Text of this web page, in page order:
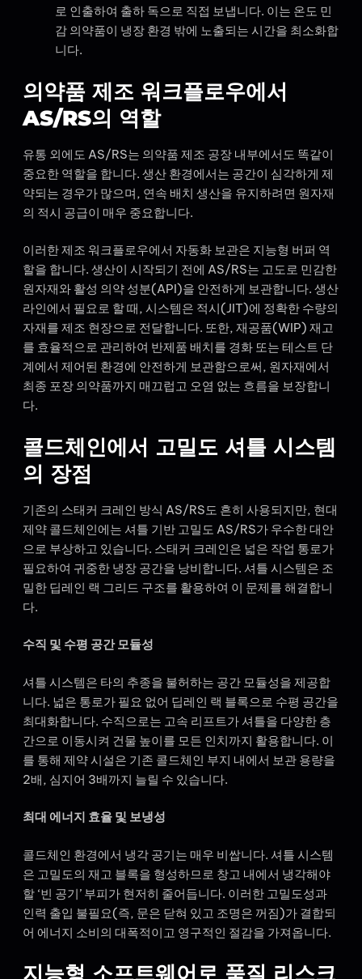
로 인출하여 출하 독으로 직접 보냅니다. 이는 온도 민
감 의약품이 냉장 환경 밖에 노출되는 시간을 최소화합
니다.
의약품 제조 워크플로우에서
AS/RS의 역할
유통 외에도 AS/RS는 의약품 제조 공장 내부에서도 똑같이
중요한 역할을 합니다. 생산 환경에서는 공간이 심각하게 제
약되는 경우가 많으며, 연속 배치 생산을 유지하려면 원자재
의 적시 공급이 매우 중요합니다.
이러한 제조 워크플로우에서 자동화 보관은 지능형 버퍼 역
할을 합니다. 생산이 시작되기 전에 AS/RS는 고도로 민감한
원자재와 활성 의약 성분(API)을 안전하게 보관합니다. 생산
라인에서 필요로 할 때, 시스템은 적시(JIT)에 정확한 수량의
자재를 제조 현장으로 전달합니다. 또한, 재공품(WIP) 재고
를 효율적으로 관리하여 반제품 배치를 경화 또는 테스트 단
계에서 제어된 환경에 안전하게 보관함으로써, 원자재에서
최종 포장 의약품까지 매끄럽고 오염 없는 흐름을 보장합니
다.
콜드체인에서 고밀도 셔틀 시스템
의 장점
기존의 스태커 크레인 방식 AS/RS도 흔히 사용되지만, 현대
제약 콜드체인에는 셔틀 기반 고밀도 AS/RS가 우수한 대안
으로 부상하고 있습니다. 스태커 크레인은 넓은 작업 통로가
필요하여 귀중한 냉장 공간을 낭비합니다. 셔틀 시스템은 조
밀한 딥레인 랙 그리드 구조를 활용하여 이 문제를 해결합니
다.
수직 및 수평 공간 모듈성
셔틀 시스템은 타의 추종을 불허하는 공간 모듈성을 제공합
니다. 넓은 통로가 필요 없어 딥레인 랙 블록으로 수평 공간을
최대화합니다. 수직으로는 고속 리프트가 셔틀을 다양한 층
간으로 이동시켜 건물 높이를 모든 인치까지 활용합니다. 이
를 통해 제약 시설은 기존 콜드체인 부지 내에서 보관 용량을
2배, 심지어 3배까지 늘릴 수 있습니다.
최대 에너지 효율 및 보냉성
콜드체인 환경에서 냉각 공기는 매우 비쌉니다. 셔틀 시스템
은 고밀도의 재고 블록을 형성하므로 창고 내에서 냉각해야
할 ‘빈 공기’ 부피가 현저히 줄어듭니다. 이러한 고밀도성과
인력 출입 불필요(즉, 문은 닫혀 있고 조명은 꺼짐)가 결합되
어 에너지 소비의 대폭적이고 영구적인 절감을 가져옵니다.
지능형 소프트웨어로 품질 리스크